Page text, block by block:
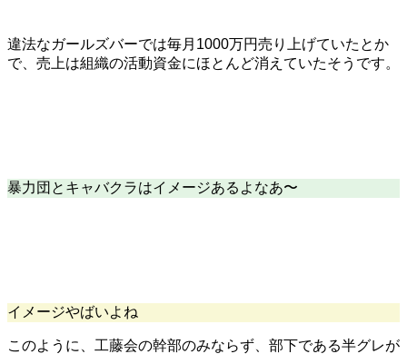
違法なガールズバーでは毎月1000万円売り上げていたとか
で、売上は組織の活動資金にほとんど消えていたそうです。
暴力団とキャバクラはイメージあるよなあ〜
イメージやばいよね
このように、工藤会の幹部のみならず、部下である半グレが